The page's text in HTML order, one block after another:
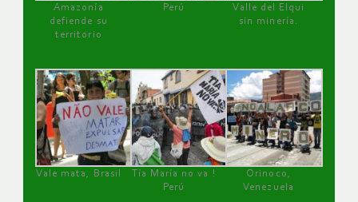
Amazonía
defiende su
territorio
Perú
Valle del Elqui
sin minería.
Vale mata, Brasil
Tía María no va !
Perú
Orinoco,
Venezuela